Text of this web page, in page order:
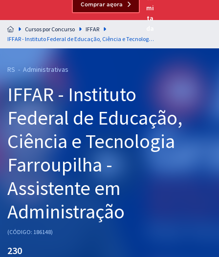
Residências Multiprofissionais
Preparação completa e intensiva para as principais
residências em saúde do Brasil
Cursos 20% OFF
Pós
Graduação
OAB
Mentorias
Questões grátis
Comprar agora
Cursos por Concurso
IFFAR
IFFAR - Instituto Federal de Educação, Ciência e Tecnologia Farroupilha - Assistente em Administração
RS - Administrativas
IFFAR - Instituto
Federal de Educação,
Ciência e Tecnologia
Farroupilha -
Assistente em
Administração
(CÓDIGO: 186148)
230